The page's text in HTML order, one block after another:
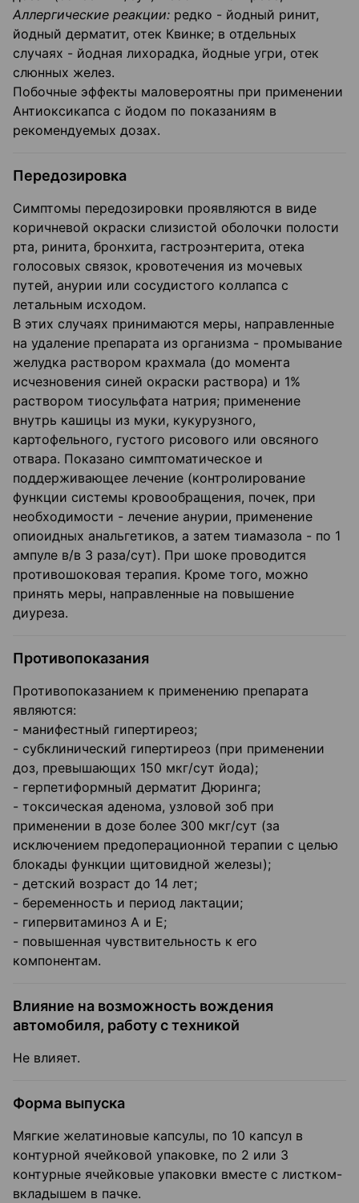
Аллергические реакции: редко - йодный ринит,
йодный дерматит, отек Квин­ке; в отдельных
случаях - йодная лихорадка, йодные угри, отек
слюнных желез.
Побочные эффекты маловероятны при применении
Антиоксикапса с йодом по показаниям в
рекомендуемых дозах.
Передозировка
Симптомы передозировки проявляются в виде
коричневой окраски слизистой оболочки полости
рта, ринита, бронхита, гастроэнтерита, отека
голосовых связок, кровотечения из мочевых
путей, анурии или сосудистого коллапса с
летальным ис­ходом.
В этих случаях принимаются меры, направленные
на удаление препарата из организма - промывание
желудка раствором крахмала (до момента
исчезновения синей окраски раствора) и 1%
раствором тиосульфата натрия; применение
внутрь кашицы из муки, кукурузного,
картофельного, густого рисового или овсяного
отвара. Показано симптоматическое и
поддерживающее лечение (контролирование
функции системы кровообращения, почек, при
необходимости - лечение анурии, применение
опиоидных анальгетиков, а затем тиамазола - по 1
ампуле в/в 3 раза/сут). При шоке проводится
противошоковая терапия. Кроме того, можно
принять меры, направлен­ные на повышение
диуреза.
Противопоказания
Противопоказанием к применению препарата
являются:
- манифестный гипертиреоз;
- субклинический гипертиреоз (при применении
доз, превышающих 150 мкг/сут йода);
- герпетиформный дерматит Дюринга;
- токсическая аденома, узловой зоб при
применении в дозе более 300 мкг/сут (за
исключением предоперационной терапии с целью
блокады функции щитовидной железы);
- детский возраст до 14 лет;
- беременность и период лактации;
- гипервитаминоз А и Е;
- повышенная чувствительность к его
компонентам.
Влияние на возможность вождения
автомобиля, работу с техникой
Не влияет.
Форма выпуска
Мягкие желатиновые капсулы, по 10 капсул в
контурной ячейковой упаковке, по 2 или 3
контурные ячейковые упаковки вместе с листком-
вкладышем в пачке.